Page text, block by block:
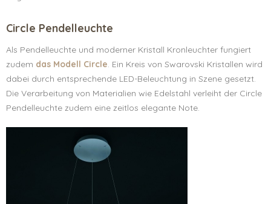
Circle Pendelleuchte
Als Pendelleuchte und moderner Kristall Kronleuchter fungiert
zudem das Modell Circle. Ein Kreis von Swarovski Kristallen wird
dabei durch entsprechende LED-Beleuchtung in Szene gesetzt.
Die Verarbeitung von Materialien wie Edelstahl verleiht der Circle
Pendelleuchte zudem eine zeitlos elegante Note.